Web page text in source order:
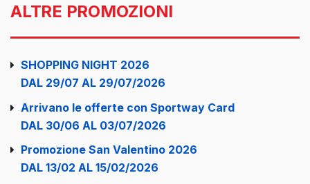
ALTRE PROMOZIONI
SHOPPING NIGHT 2026
DAL 29/07 AL 29/07/2026
Arrivano le offerte con Sportway Card
DAL 30/06 AL 03/07/2026
Promozione San Valentino 2026
DAL 13/02 AL 15/02/2026